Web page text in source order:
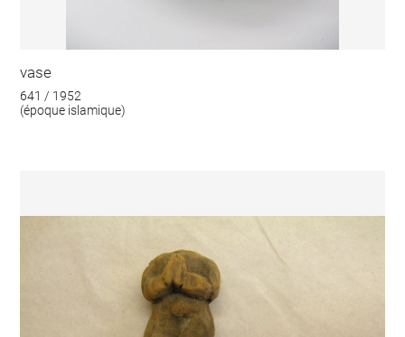
vase
641 / 1952
(époque islamique)